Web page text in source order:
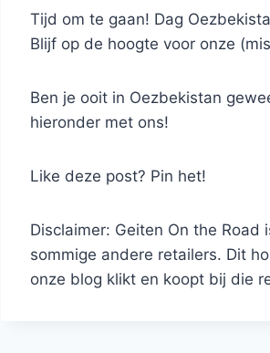
Tijd om te gaan! Dag
Blijf op de hoogte voor onze
Ben je ooit in Oezbekistan
hieronder met ons!
Like deze post? Pin het!
Disclaimer: Geiten On the
sommige andere retailers. Dit
onze blog klikt en koopt bij die